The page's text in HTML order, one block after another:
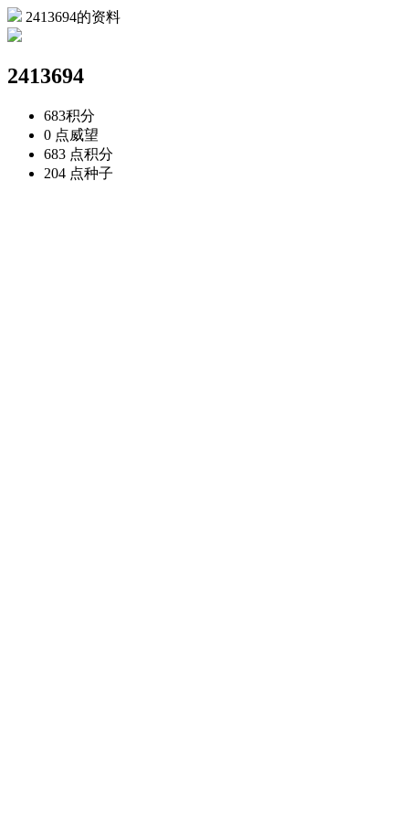
2413694的资料
2413694
683积分
0 点威望
683 点积分
204 点种子